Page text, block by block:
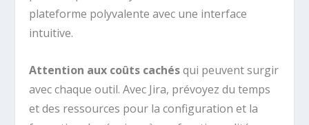
plateforme polyvalente avec une interface
intuitive.
Attention aux coûts cachésqui peuvent surgir
avec chaque outil. Avec Jira, prévoyez du temps
et des ressources pour la configuration et la